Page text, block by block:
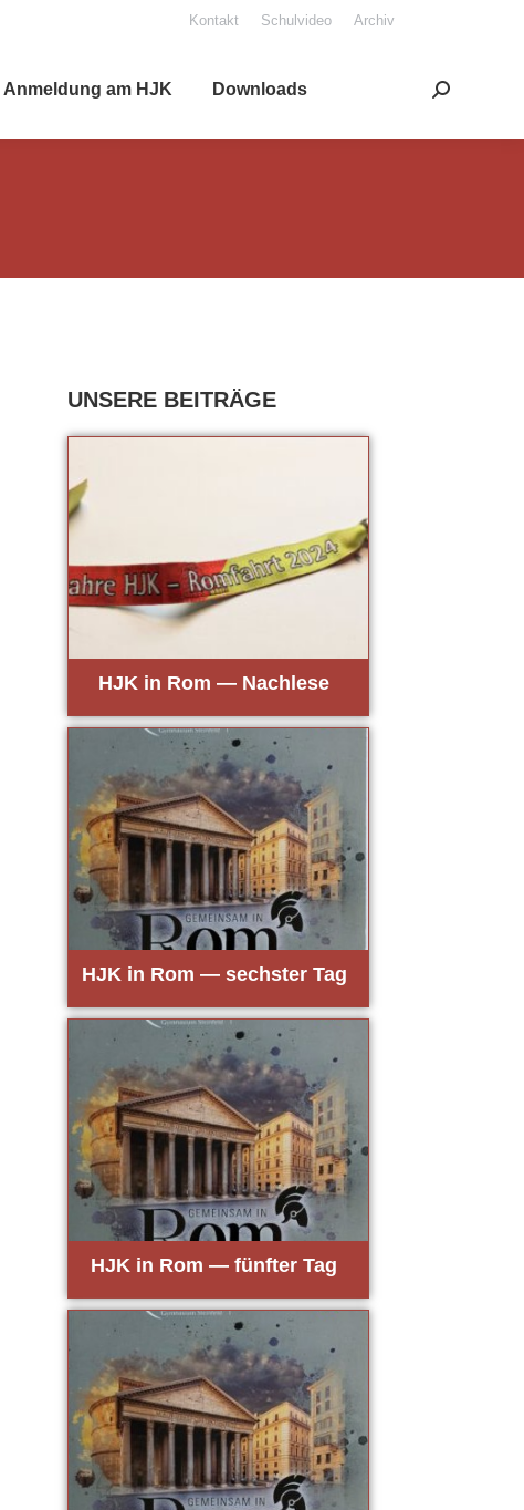
Kon­takt Schul­vi­deo Archiv
Anmel­dung am HJK Down­loads Search:
HJK in Rom — Nach­le­se
HJK in Rom — sechs­ter Tag
HJK in Rom — fünf­ter Tag